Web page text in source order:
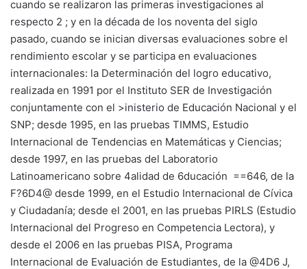
cuando se realizaron las primeras investigaciones al
respecto 2 ; y en la década de los noventa del siglo
pasado, cuando se inician diversas evaluaciones sobre el
rendimiento escolar y se participa en evaluaciones
internacionales: la Determinación del logro educativo,
realizada en 1991 por el Instituto SER de Investigación
conjuntamente con el >inisterio de Educación Nacional y el
SNP; desde 1995, en las pruebas TIMMS, Estudio
Internacional de Tendencias en Matemáticas y Ciencias;
desde 1997, en las pruebas del Laboratorio
Latinoamericano sobre 4alidad de 6ducación  ==646, de la
F?6D4@ desde 1999, en el Estudio Internacional de Cívica
y Ciudadanía; desde el 2001, en las pruebas PIRLS (Estudio
Internacional del Progreso en Competencia Lectora), y
desde el 2006 en las pruebas PISA, Programa
Internacional de Evaluación de Estudiantes, de la @4D6 J,